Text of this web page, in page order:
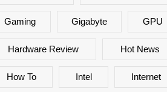
Gaming Gigabyte GPU
Hardware Review Hot News
How To Intel Internet